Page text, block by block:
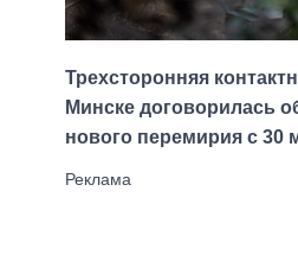
Трехсторонняя
Минске договорилась
нового перемирия с 30